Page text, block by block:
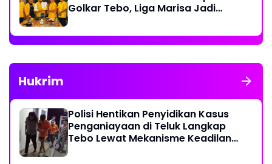
Golkar Tebo, Liga Marisa Jadi
Hukrim
Polisi Hentikan Penyidikan Kasus
Penganiayaan di Teluk Langkap
Tebo Lewat Mekanisme Keadilan